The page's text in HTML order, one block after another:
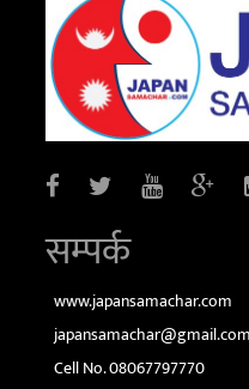
सम्पर्क
www.japansamachar.com
japansamachar@gmail.com
Cell No. 08067797770